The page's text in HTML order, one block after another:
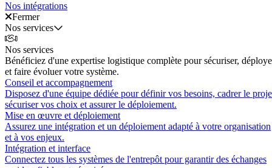
Nos intégrations
Fermer
Nos services
Nos services
Bénéficiez d'une expertise logistique complète pour sécuriser,
et faire évoluer votre système.
Conseil et accompagnement
Disposez d'une équipe dédiée pour définir vos besoins, cadrer le
sécuriser vos choix et assurer le déploiement.
Mise en œuvre et déploiement
Assurez une intégration et un déploiement adapté à votre organisation
et à vos enjeux.
Intégration et interface
Connectez tous les systèmes de l'entrepôt pour garantir des échanges